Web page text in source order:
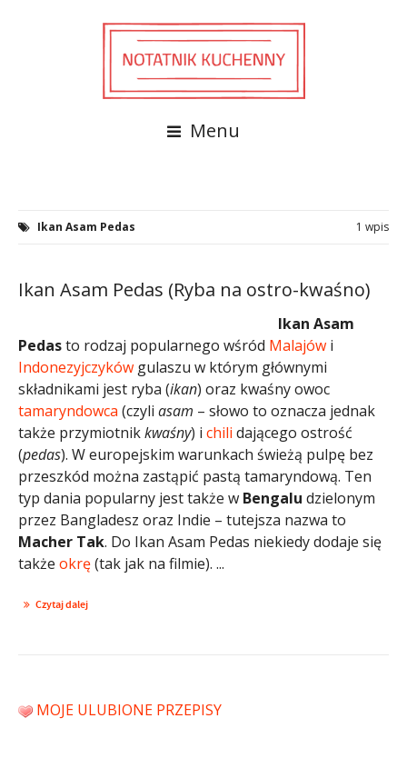
Menu
Ikan Asam Pedas 1 wpis
Ikan Asam Pedas (Ryba na ostro-kwaśno)
Ikan Asam
Pedasto rodzaj popularnego wśród Malajów i
Indonezyjczyków gulaszu w którym głównymi
składnikami jest ryba (ikan) oraz kwaśny owoc
tamaryndowca (czyli asam – słowo to oznacza jednak
także przymiotnikkwaśny) i chili dającego ostrość
(pedas). W europejskim warunkach świeżą pulpę bez
przeszkód można zastąpić pastą tamaryndową. Ten
typ dania popularny jest także w Bengalu dzielonym
przez Bangladesz oraz Indie – tutejsza nazwa to
Macher Tak. Do Ikan Asam Pedas niekiedy dodaje się
także okrę(tak jak na filmie). ...
Czytaj dalej
MOJE ULUBIONE PRZEPISY